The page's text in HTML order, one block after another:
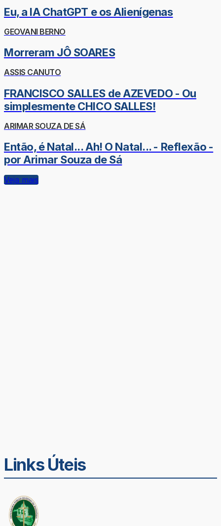
Eu, a IA ChatGPT e os Alienígenas
GEOVANI BERNO
Morreram JÔ SOARES
ASSIS CANUTO
FRANCISCO SALLES de AZEVEDO - Ou
simplesmente CHICO SALLES!
ARIMAR SOUZA DE SÁ
Então, é Natal... Ah! O Natal... - Reflexão -
por Arimar Souza de Sá
Veja mais
Links Úteis